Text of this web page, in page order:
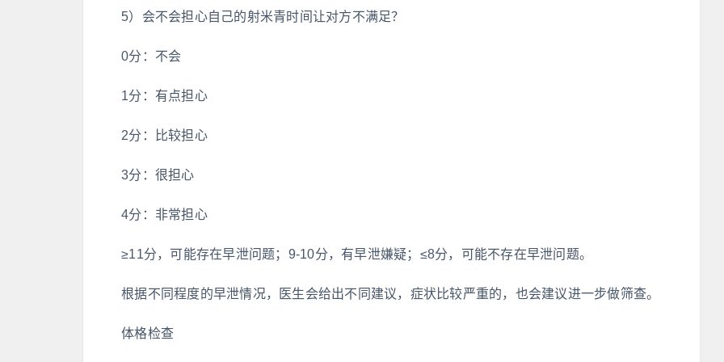
5）会不会担心自己的射米青时间让对方不满足？
0分：不会
1分：有点担心
2分：比较担心
3分：很担心
4分：非常担心
≥11分，可能存在早泄问题；9-10分，有早泄嫌疑；≤8分，可能不存在早泄问题。
根据不同程度的早泄情况，医生会给出不同建议，症状比较严重的，也会建议进一步做筛查。
体格检查